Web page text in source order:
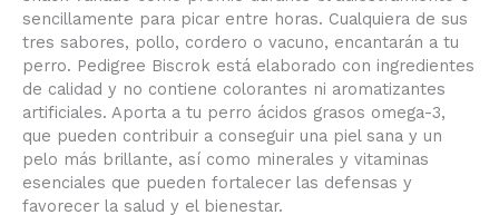
sencillamente para picar entre horas. Cualquiera de sus
tres sabores, pollo, cordero o vacuno, encantarán a tu
perro. Pedigree Biscrok está elaborado con ingredientes
de calidad y no contiene colorantes ni aromatizantes
artificiales. Aporta a tu perro ácidos grasos omega-3,
que pueden contribuir a conseguir una piel sana y un
pelo más brillante, así como minerales y vitaminas
esenciales que pueden fortalecer las defensas y
favorecer la salud y el bienestar.